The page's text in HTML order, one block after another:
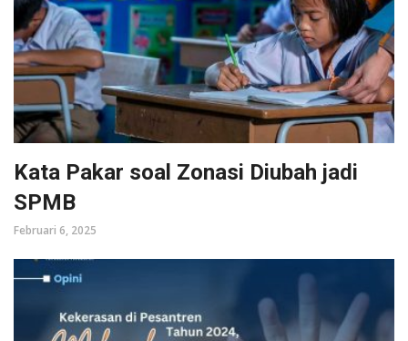
Kata Pakar soal Zonasi Diubah jadi
SPMB
Februari 6, 2025